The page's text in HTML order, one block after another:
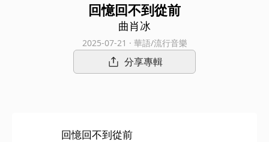
回憶回不到從前
曲肖冰
2025-07-21 · 華語/流行音樂
分享專輯
回憶回不到從前